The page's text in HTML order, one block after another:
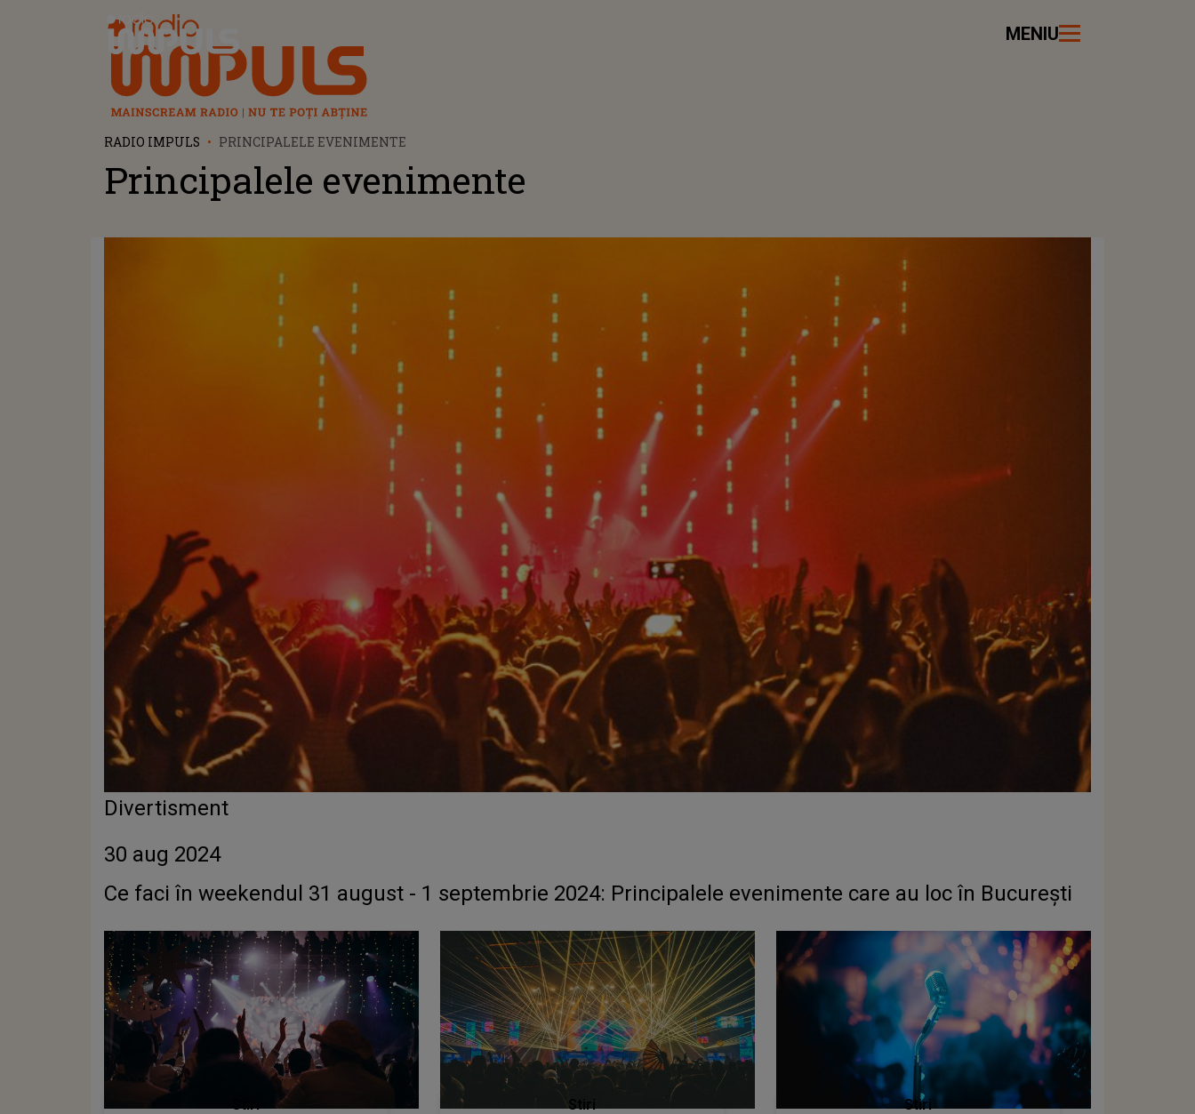
Radio Impuls MENIU
RADIO IMPULS PRINCIPALELE EVENIMENTE
Principalele evenimente
Divertisment
30 aug 2024
Ce faci în weekendul 31 august - 1 septembrie 2024: Principalele evenimente care au loc în București
Stiri Stiri